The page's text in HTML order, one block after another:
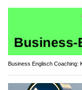
Business Englisch Coaching: